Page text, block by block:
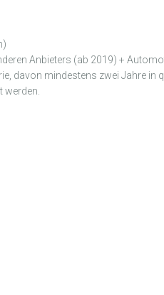
Anbieters (ab 2019) +
davon mindestens zwei Jahre in
werden.